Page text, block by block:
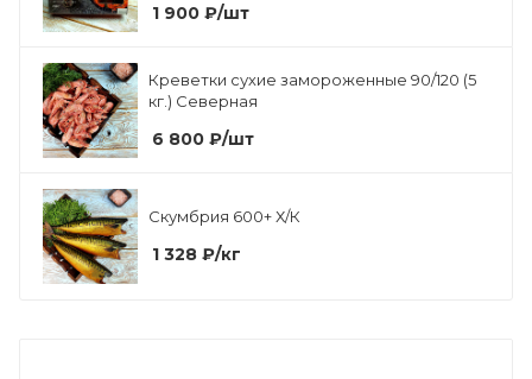
1 900 ₽/шт
Креветки сухие замороженные 90/120 (5
кг.) Северная
6 800 ₽/шт
Скумбрия 600+ Х/К
1 328 ₽/кг